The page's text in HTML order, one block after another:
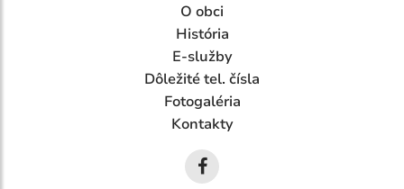
O obci
História
E-služby
Dôležité tel. čísla
Fotogaléria
Kontakty